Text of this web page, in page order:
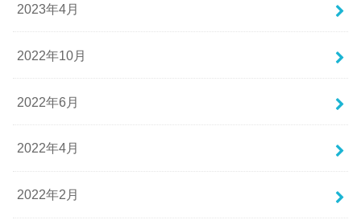
2023年4月
2022年10月
2022年6月
2022年4月
2022年2月